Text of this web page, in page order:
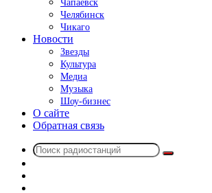
Чапаевск
Челябинск
Чикаго
Новости
Звезды
Культура
Медиа
Музыка
Шоу-бизнес
О сайте
Обратная связь
Поиск